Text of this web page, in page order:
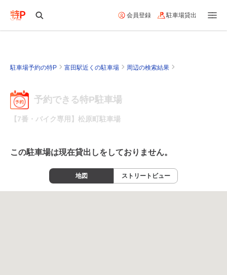
会員登録 駐車場貸出
駐車場予約の特P 富田駅近くの駐車場 周辺の検索結果
予約できる特P駐車場
【7番・バイク専用】松原町駐車場
この駐車場は現在貸出しをしておりません。
地図 ストリートビュー